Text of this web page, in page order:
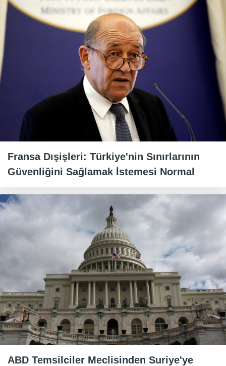
Fransa Dışişleri: Türkiye'nin Sınırlarının
Güvenliğini Sağlamak İstemesi Normal
ABD Temsilciler Meclisinden Suriye'ye